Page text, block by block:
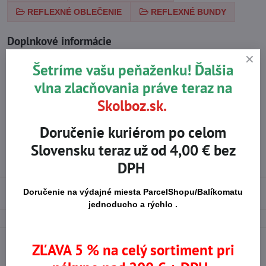
REFLEXNÉ OBLEČENIE REFLEXNÉ BUNDY
Doplnkové informácie
Kategória:
Vrchný materiál
Polyester
Normy pre použitie: EN ISO 20471 – znížená viditeľnosť
Vodeodolný, Prievzdušné
Použité materiály
Šetríme vašu peňaženku! Ďalšia
vlna zlacňovania práve teraz na
Skolboz.sk.
Doručenie kuriérom po celom
Slovensku teraz už od 4,00 € bez
DPH
Doručenie na výdajné miesta ParcelShopu/Balíkomatu
jednoducho a rýchlo .
ZĽAVA 5 % na celý sortiment pri